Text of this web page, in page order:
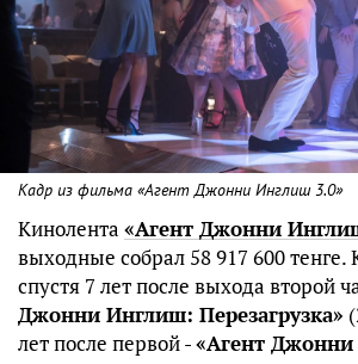
Кадр из фильма «Агент Джонни Инглиш 3.0»
Кинолента «Агент Джонни
выходные собрал 58 917 600
спустя 7 лет после выхода второй
Джонни Инглиш: Перезагрузка»
лет после первой -«Агент